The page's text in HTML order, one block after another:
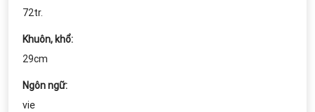
72tr.
Khuôn, khổ:
29cm
Ngôn ngữ:
vie